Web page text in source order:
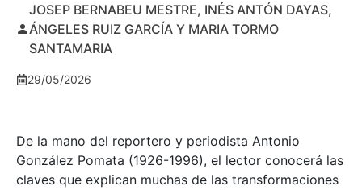
JOSEP BERNABEU MESTRE, INÉS ANTÓN DAYAS,
ÁNGELES RUIZ GARCÍA Y MARIA TORMO
SANTAMARIA
29/05/2026
De la mano del reportero y periodista Antonio
González Pomata (1926-1996), el lector conocerá las
claves que explican muchas de las transformaciones